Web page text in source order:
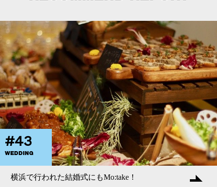
#43
WEDDING
横浜で行われた結婚式にもMo:take！